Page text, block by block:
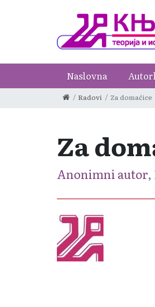
Naslovna
Radovi Za domaćice
Za
Anonimni autor,